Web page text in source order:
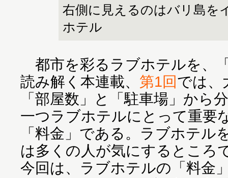
右側に見えるのはバリ島を
ホテル
都市を彩るラブホテルを、
読み解く本連載、 第1回では、
「部屋数」と「駐車場」から
一つラブホテルにとって重要
「料金」である。ラブホテル
は多くの人が気にするところ
今回は、ラブホテルの「料金